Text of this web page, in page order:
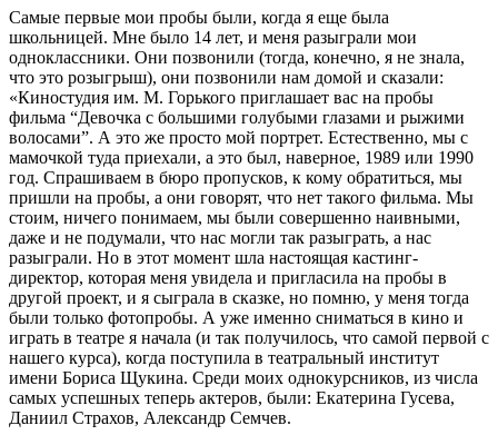
Самые первые мои пробы были, когда я еще была
школьницей. Мне было 14 лет, и меня разыграли мои
одноклассники. Они позвонили (тогда, конечно, я не знала,
что это розыгрыш), они позвонили нам домой и сказали:
«Киностудия им. М. Горького приглашает вас на пробы
фильма “Девочка с большими голубыми глазами и рыжими
волосами”. А это же просто мой портрет. Естественно, мы с
мамочкой туда приехали, а это был, наверное, 1989 или 1990
год. Спрашиваем в бюро пропусков, к кому обратиться, мы
пришли на пробы, а они говорят, что нет такого фильма. Мы
стоим, ничего понимаем, мы были совершенно наивными,
даже и не подумали, что нас могли так разыграть, а нас
разыграли. Но в этот момент шла настоящая кастинг-
директор, которая меня увидела и пригласила на пробы в
другой проект, и я сыграла в сказке, но помню, у меня тогда
были только фотопробы. А уже именно сниматься в кино и
играть в театре я начала (и так получилось, что самой первой с
нашего курса), когда поступила в театральный институт
имени Бориса Щукина. Среди моих однокурсников, из числа
самых успешных теперь актеров, были: Екатерина Гусева,
Даниил Страхов, Александр Семчев.